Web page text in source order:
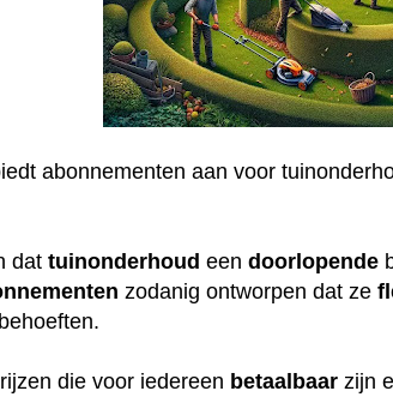
abonnementen aan voor
dattuinonderhoud eendoorlopende
zodanig ontworpen dat ze
behoeften.
die voor iedereen betaalbaar zijn